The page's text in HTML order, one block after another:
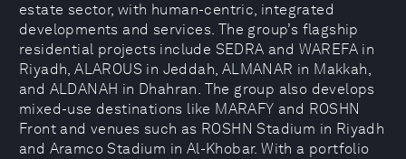
estate sector, with human-centric, integrated
developments and services. The group’s flagship
residential projects include SEDRA and WAREFA in
Riyadh, ALAROUS in Jeddah, ALMANAR in Makkah,
and ALDANAH in Dhahran. The group also develops
mixed-use destinations like MARAFY and ROSHN
Front and venues such as ROSHN Stadium in Riyadh
and Aramco Stadium in Al-Khobar. With a portfolio